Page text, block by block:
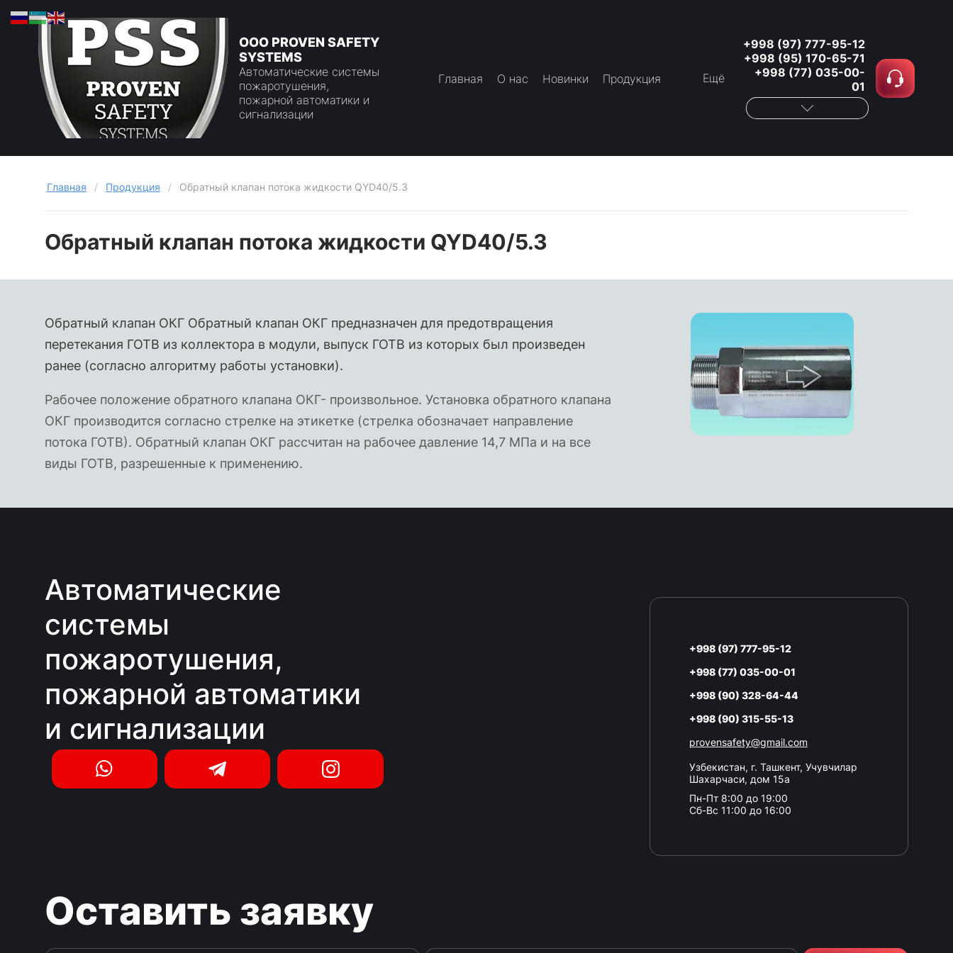
ООО PROVEN SAFETY
SYSTEMS
Автоматические системы
пожаротушения,
пожарной автоматики и
сигнализации
Главная О нас Новинки Продукция Ещё
+998 (97) 777-95-12
+998 (95) 170-65-71
+998 (77) 035-00-
01
Главная / Продукция / Обратный клапан потока жидкости QYD40/5.3
Обратный клапан потока жидкости QYD40/5.3
Обратный клапан ОКГ Обратный клапан ОКГ предназначен для предотвращения
перетекания ГОТВ из коллектора в модули, выпуск ГОТВ из которых был произведен
ранее (согласно алгоритму работы установки).
Рабочее положение обратного клапана ОКГ- произвольное. Установка обратного клапана
ОКГ производится согласно стрелке на этикетке (стрелка обозначает направление
потока ГОТВ). Обратный клапан ОКГ рассчитан на рабочее давление 14,7 МПа и на все
виды ГОТВ, разрешенные к применению.
Автоматические
системы
пожаротушения,
пожарной автоматики
и сигнализации
+998 (97) 777-95-12
+998 (77) 035-00-01
+998 (90) 328-64-44
+998 (90) 315-55-13
provensafety@gmail.com
Узбекистан, г. Ташкент, Учувчилар
Шахарчаси, дом 15а
Пн-Пт 8:00 до 19:00
Сб-Вс 11:00 до 16:00
Оставить заявку